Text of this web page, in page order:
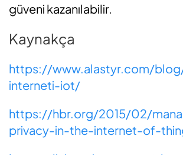
güveni kazanılabilir.
Kaynakça
https://www.alastyr.com/
interneti-iot/
https://hbr.org/2015/02/
privacy-in-the-internet-of-